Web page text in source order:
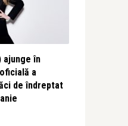
ajunge în
a
de îndreptat